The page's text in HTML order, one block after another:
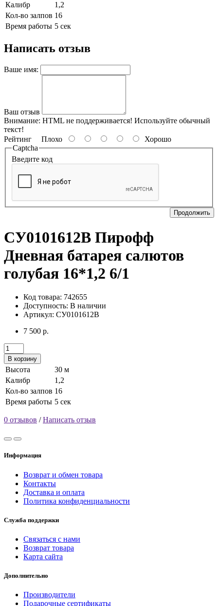
Калибр
1,2
Кол-во залпов 16
Время работы 5 сек
Написать отзыв
Ваше имя:
Ваш отзыв
Внимание: HTML не поддерживается! Используйте обычный
текст!
Рейтинг Плохо
Хорошо
Captcha
Введите код
Продолжить
СУ0101612B Пирофф
Дневная батарея салютов
голубая 16*1,2 6/1
Код товара: 742655
Доступность: В наличии
Артикул: СУ0101612B
7 500 р.
В корзину
Высота
30 м
Калибр
1,2
Кол-во залпов 16
Время работы 5 сек
0 отзывов /Написать отзыв
Информация
Возврат и обмен товара
Контакты
Доставка и оплата
Политика конфиденциальности
Служба поддержки
Связаться с нами
Возврат товара
Карта сайта
Дополнительно
Производители
Подарочные сертификаты